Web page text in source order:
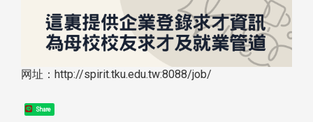
网址：http://spirit.tku.edu.tw:8088/job/
Share